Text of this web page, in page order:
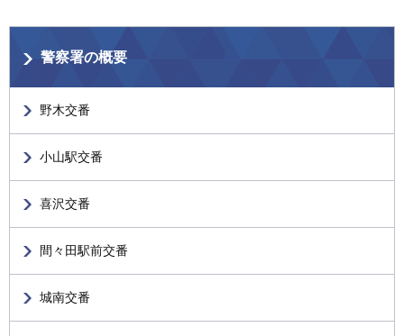
警察署の概要
野木交番
小山駅交番
喜沢交番
間々田駅前交番
城南交番